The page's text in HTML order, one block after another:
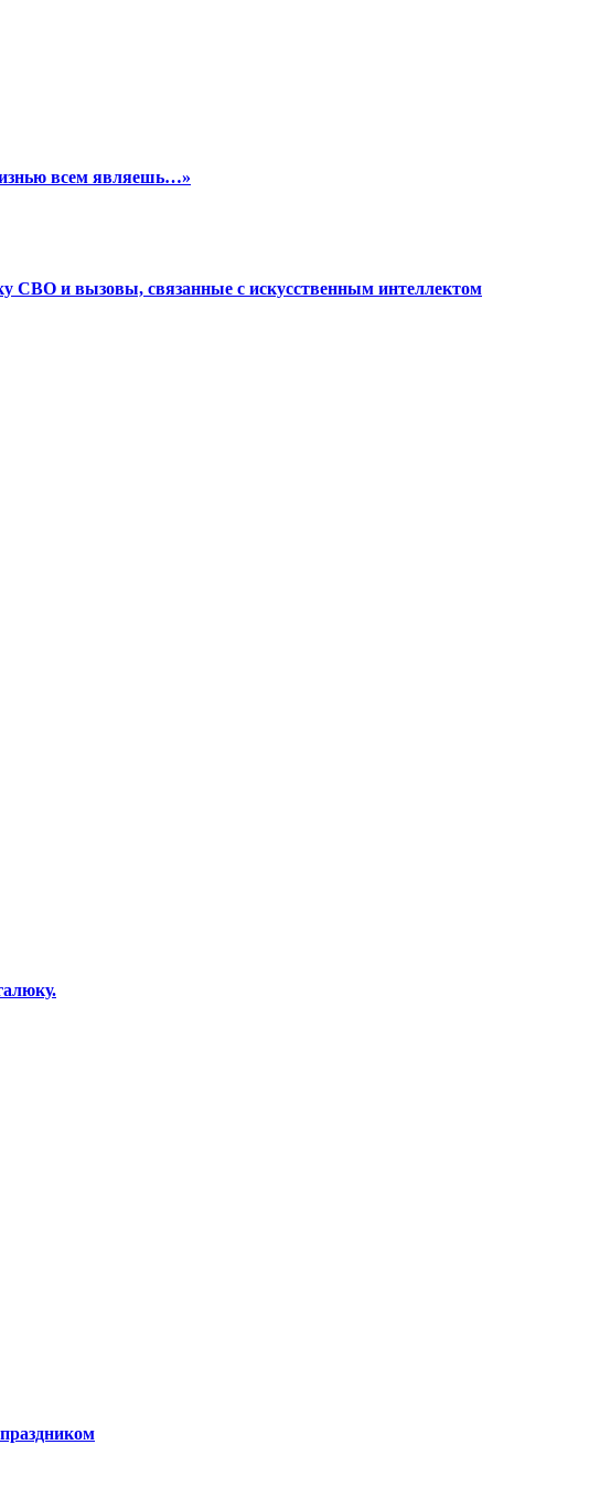
всем являешь…»
СВО и вызовы, связанные с искусственным интеллектом